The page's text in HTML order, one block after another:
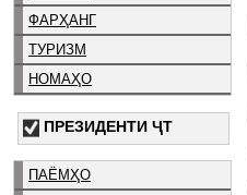
ФАРҲАНГ
ТУРИЗМ
НОМАҲО
ПРЕЗИДЕНТИ ҶТ
ПАЁМҲО